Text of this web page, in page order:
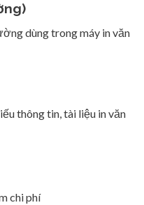
dùng trong máy in văn
thông tin, tài liệu in văn
chi phí